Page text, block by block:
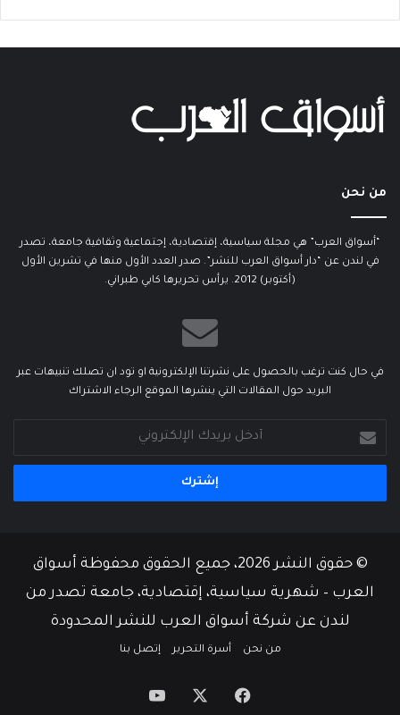
من نحن
“أسواق العرب” هي مجلة سياسية، إقتصادية، إجتماعية وثقافية جامعة، تصدر
في لندن عن “دار أسواق العرب للنشر”. صدر العدد الأول منها في تشرين الأول
(أكتوبر) 2012. يرأس تحريرها كابي طبراني.
في حال كنت ترغب بالحصول على نشرتنا الإلكترونية او تود ان تصلك تنبيهات عبر
البريد حول المقالات التي ينشرها الموقع الرجاء الاشتراك
بريدك
الإلكتروني
© حقوق النشر 2026، جميع الحقوق محفوظة أسواق
العرب – شهرية سياسية، إقتصادية، جامعة تصدر من
لندن عن شركة أسواق العرب للنشر المحدودة
من نحن أسرة التحرير إتصل بنا
فيسبوك ‫YouTube